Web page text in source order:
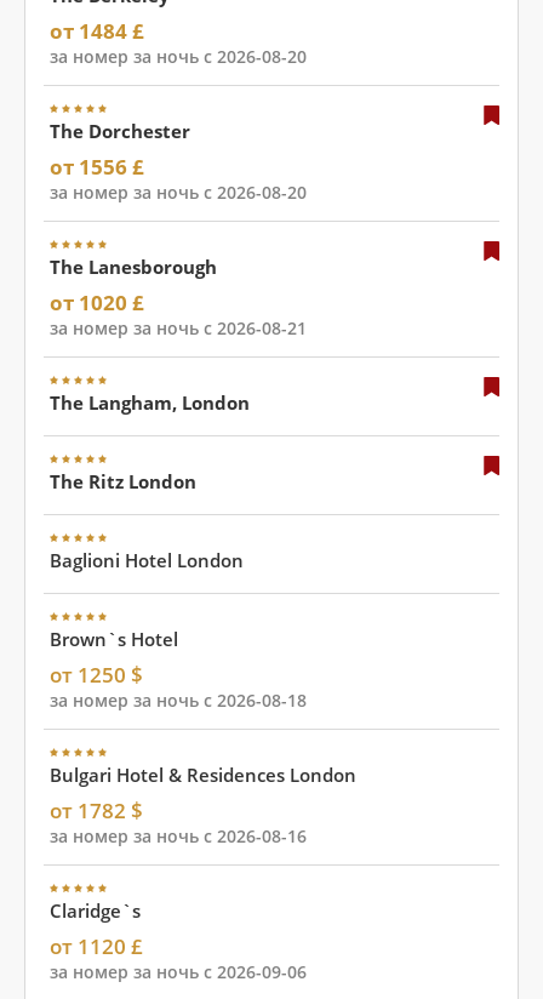
от 1484 £
за номер за ночь с 2026-08-20
The Dorchester
от 1556 £
за номер за ночь с 2026-08-20
The Lanesborough
от 1020 £
за номер за ночь с 2026-08-21
The Langham, London
The Ritz London
Baglioni Hotel London
Brown`s Hotel
от 1250 $
за номер за ночь с 2026-08-18
Bulgari Hotel & Residences London
от 1782 $
за номер за ночь с 2026-08-16
Claridge`s
от 1120 £
за номер за ночь с 2026-09-06